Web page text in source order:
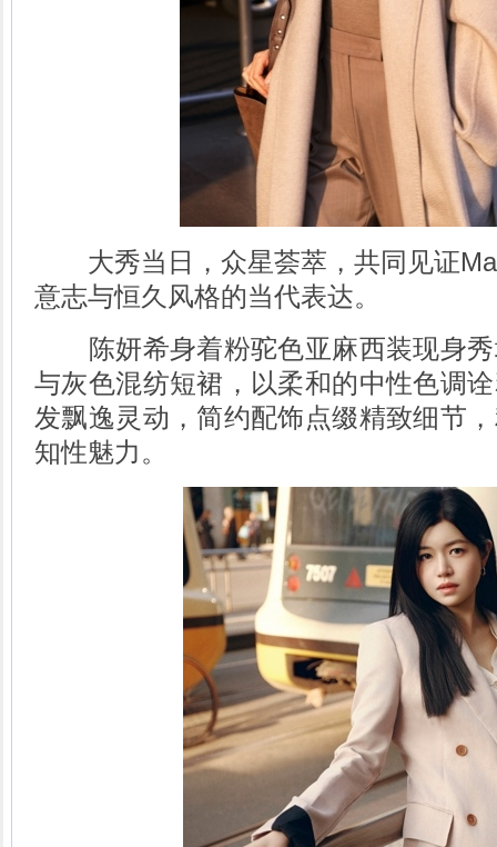
大秀当日，众星荟萃，共同见证
意志与恒久风格的当代表达。
陈妍希身着粉驼色亚麻西装现身秀
与灰色混纺短裙，以柔和的中性色调
发飘逸灵动，简约配饰点缀精致细节
知性魅力。